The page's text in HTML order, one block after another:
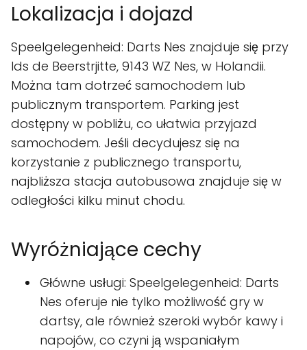
Lokalizacja i dojazd
Speelgelegenheid: Darts Nes znajduje się przy
Ids de Beerstrjitte, 9143 WZ Nes, w Holandii.
Można tam dotrzeć samochodem lub
publicznym transportem. Parking jest
dostępny w pobliżu, co ułatwia przyjazd
samochodem. Jeśli decydujesz się na
korzystanie z publicznego transportu,
najbliższa stacja autobusowa znajduje się w
odległości kilku minut chodu.
Wyróżniające cechy
Główne usługi: Speelgelegenheid: Darts
Nes oferuje nie tylko możliwość gry w
dartsy, ale również szeroki wybór kawy i
napojów, co czyni ją wspaniałym